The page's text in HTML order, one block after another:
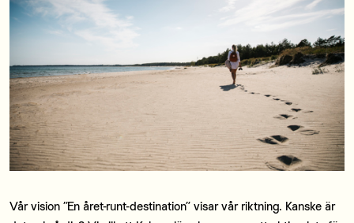
Vår vision ”En året-runt-destination” visar vår riktning. Kanske är